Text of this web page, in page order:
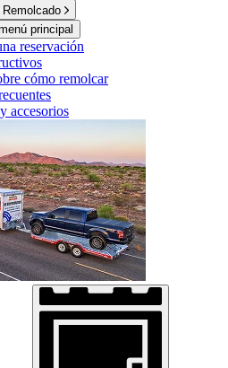
Remolcado
principal
reservación
cómo remolcar
accesorios